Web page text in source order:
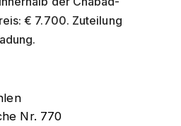
€ 7.700. Zuteilung
Nr. 770